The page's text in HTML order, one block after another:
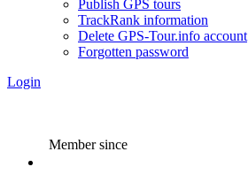
Publish GPS tours
TrackRank information
Delete GPS-Tour.info account
Forgotten password
Login
Member since